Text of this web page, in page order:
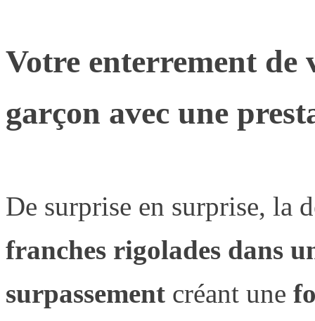
Votre enterrement de
garçon avec une
De surprise en surprise, la
franches rigolades dans
surpassement créant une